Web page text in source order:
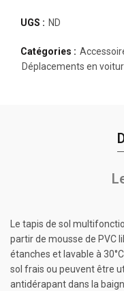
UGS : ND
Catégories :
Déplacements en
Le tapis de sol
partir de mousse de PVC
étanches et lavable à
sol frais ou peuvent être
antidérapant dans la